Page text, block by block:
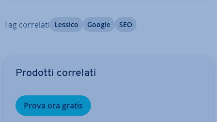
Tag correlati Lessico Google SEO
Prodotti correlati
Prova ora gratis